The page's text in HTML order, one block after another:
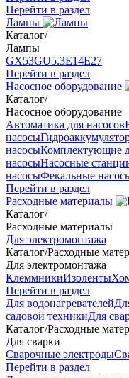
Перейти в раздел
Лампы
Каталог/
Лампы
GX53GU5.3Е14Е27
Перейти в раздел
Насосное оборудование
Каталог/
Насосное оборудование
Автоматика для насосов
насосы
насосыКомплектующие
насосыНасосные
насосыФекальные
Перейти в раздел
Расходные материалы
Каталог/
Расходные материалы
Для электромонтажа
Каталог/Расходные
Для электромонтажа
КлеммникиИзоленты
Перейти в раздел
Для водонагревателей
садовой техникиДля
Каталог/Расходные
Для сварки
Сварочные электроды
Перейти в раздел